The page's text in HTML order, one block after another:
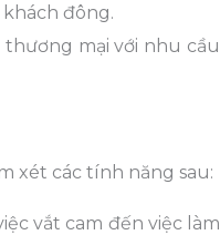
đông.
mại với nhu cầu
xét các tính năng sau:
vắt cam đến việc làm